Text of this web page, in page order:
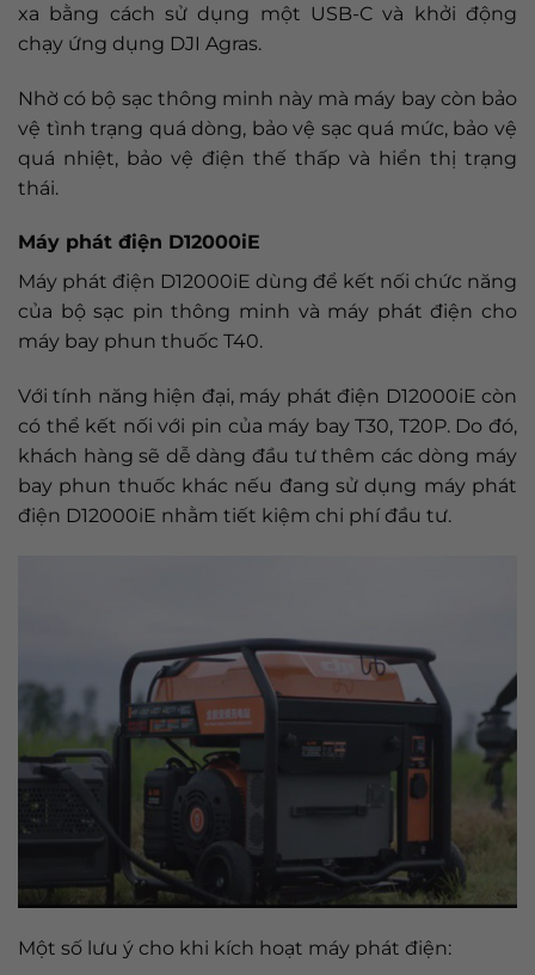
xa bằng cách sử dụng một USB-C và khởi động
chạy ứng dụng DJI Agras.
Nhờ có bộ sạc thông minh này mà máy bay còn bảo
vệ tình trạng quá dòng, bảo vệ sạc quá mức, bảo vệ
quá nhiệt, bảo vệ điện thế thấp và hiển thị trạng
thái.
Máy phát điện D12000iE
Máy phát điện D12000iE dùng để kết nối chức năng
của bộ sạc pin thông minh và máy phát điện cho
máy bay phun thuốc T40.
Với tính năng hiện đại, máy phát điện D12000iE còn
có thể kết nối với pin của máy bay T30, T20P. Do đó,
khách hàng sẽ dễ dàng đầu tư thêm các dòng máy
bay phun thuốc khác nếu đang sử dụng máy phát
điện D12000iE nhằm tiết kiệm chi phí đầu tư.
Một số lưu ý cho khi kích hoạt máy phát điện: